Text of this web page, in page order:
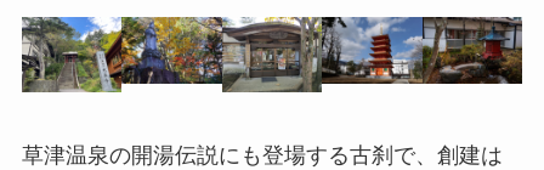
草津温泉の開湯伝説にも登場する古刹で、創建は